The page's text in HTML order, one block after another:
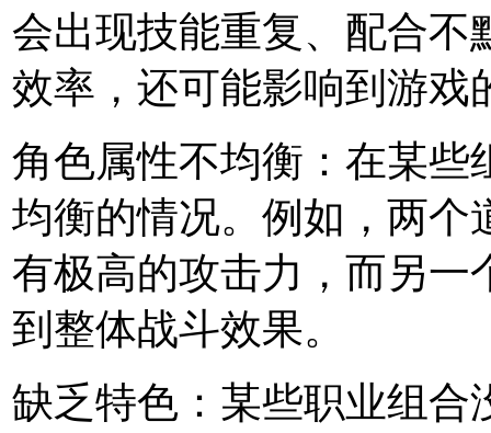
会出现技能重复、配合不
效率，还可能影响到游戏
角色属性不均衡：在某些
均衡的情况。例如，两个
有极高的攻击力，而另一
到整体战斗效果。
缺乏特色：某些职业组合